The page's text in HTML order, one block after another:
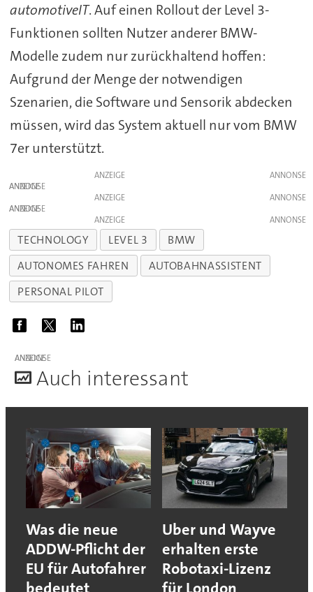
automotiveIT. Auf einen Rollout der Level 3-
Funktionen sollten Nutzer anderer BMW-
Modelle zudem nur zurückhaltend hoffen:
Aufgrund der Menge der notwendigen
Szenarien, die Software und Sensorik abdecken
müssen, wird das System aktuell nur vom BMW
7er unterstützt.
ANZEIGE
ANZEIGE
ANZEIGE
ANZEIGE
ANZEIGE
TECHNOLOGY LEVEL 3
BMW
AUTONOMES FAHREN
AUTOBAHNASSISTENT
PERSONAL PILOT
ANZEIGE
Auch interessant
Was die neue
ADDW-Pflicht der
EU für Autofahrer
Uber und Wayve
erhalten erste
Robotaxi-Lizenz